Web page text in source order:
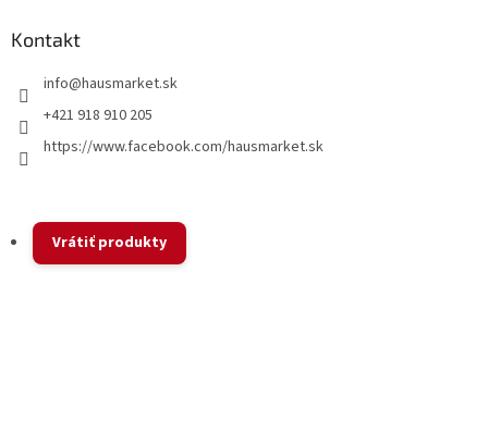
Kontakt
info@hausmarket.sk
+421 918 910 205
https://www.facebook.com/hausmarket.sk
Vrátiť produkty